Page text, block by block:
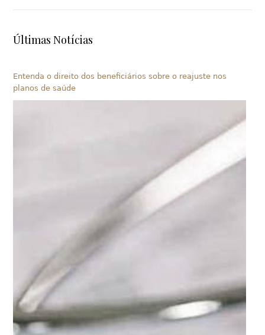
Últimas Notícias
Entenda o direito dos beneficiários sobre o reajuste nos
planos de saúde